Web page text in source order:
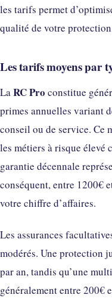
les tarifs permet
qualité de votre
Les tarifs moyens par
LaRC Pro constitue
primes annuelles variant
conseil ou de service. Ce
les métiers à risque élevé
garantie décennale
conséquent, entre 1200€
votre chiffre d’affaires.
Les assurances
modérés. Une protection
par an, tandis qu’une
généralement entre 200€